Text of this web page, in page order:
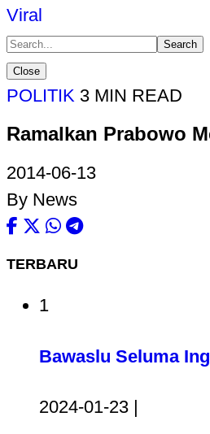
Viral
Search
Close
POLITIK 3 MIN READ
Ramalkan Prabowo
2014-06-13
By News
TERBARU
1
Bawaslu Seluma
2024-01-23 |